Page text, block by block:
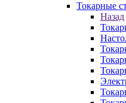
Токарные
Назад